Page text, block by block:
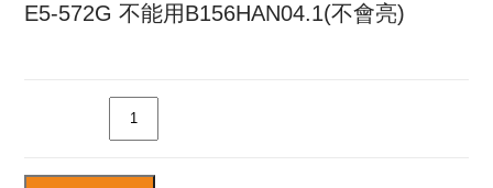
E5-572G 不能用B156HAN04.1(不會亮)